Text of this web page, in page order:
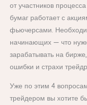
от участников
бумаг работает с
фьючерсами.
начинающих — что
зарабатывать на
ошибки и страхи
Уже по этим 4
трейдером вы хотите